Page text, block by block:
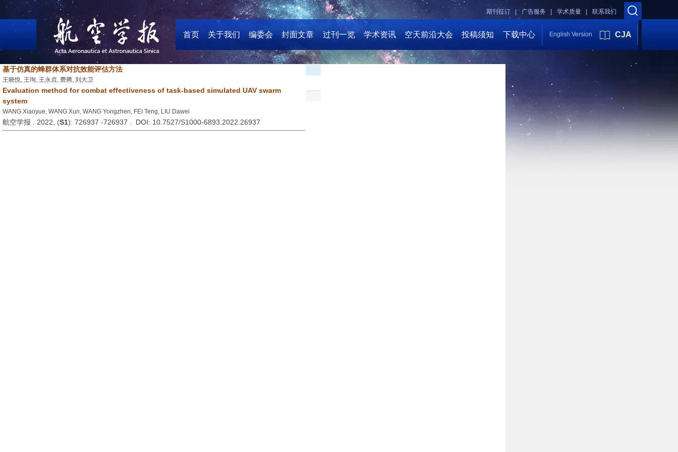
联系我们
学术质量 |
广告服务 |
期刊征订 |
首页 关于我们 编委会 封面文章 过刊一览 学术资讯 空天前沿大会 投稿须知 下载中心 English Version CJA
基于仿真的蜂群体系对抗效能评估方法
王晓悦, 王珣, 王永贞, 费腾, 刘大卫
Evaluation method for combat effectiveness of task-based simulated UAV swarm
system
WANG Xiaoyue, WANG Xun, WANG Yongzhen, FEI Teng, LIU Dawei
航空学报 . 2022, (S1): 726937 -726937 . DOI: 10.7527/S1000-6893.2022.26937